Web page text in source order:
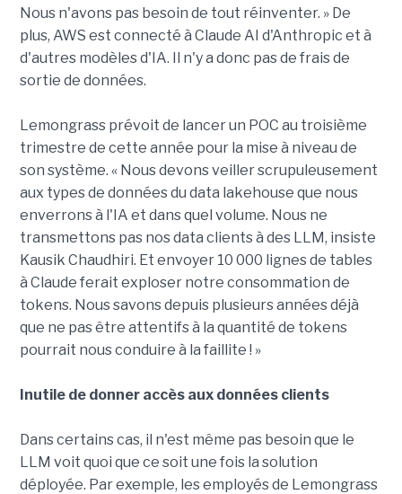
Nous n'avons pas besoin de tout réinventer. » De
plus, AWS est connecté à Claude AI d'Anthropic et à
d'autres modèles d'IA. Il n'y a donc pas de frais de
sortie de données.
Lemongrass prévoit de lancer un POC au troisième
trimestre de cette année pour la mise à niveau de
son système. « Nous devons veiller scrupuleusement
aux types de données du data lakehouse que nous
enverrons à l'IA et dans quel volume. Nous ne
transmettons pas nos data clients à des LLM, insiste
Kausik Chaudhiri. Et envoyer 10 000 lignes de tables
à Claude ferait exploser notre consommation de
tokens. Nous savons depuis plusieurs années déjà
que ne pas être attentifs à la quantité de tokens
pourrait nous conduire à la faillite ! »
Inutile de donner accès aux données clients
Dans certains cas, il n'est même pas besoin que le
LLM voit quoi que ce soit une fois la solution
déployée. Par exemple, les employés de Lemongrass